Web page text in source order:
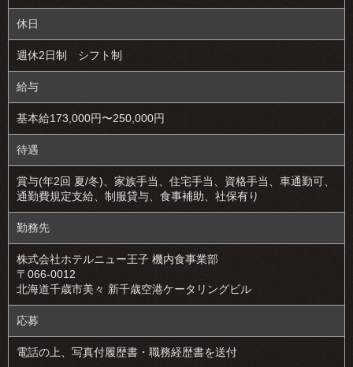
休日
週休2日制 シフト制
給与
基本給173,000円〜250,000円
待遇
賞与(年2回 夏/冬)、家族手当、住宅手当、資格手当、車通勤可、
通勤費規定支給、制服貸与、食事補助、社保有り
勤務先
株式会社ホテルニュー王子 機内食事業部
〒066-0012
北海道千歳市美々 新千歳空港ケータリングビル
応募
電話の上、写真付履歴書・職務経歴書を送付